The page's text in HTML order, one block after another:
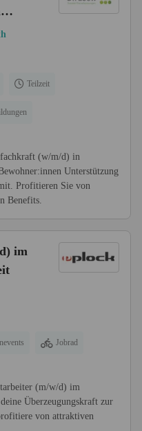
Sie
Teilzeit
(w/m/d) in
Unterstützung
Profitieren Sie von
Benefits.
im
Jobrad
(m/w/d) im
Überzeugungskraft zur
von attraktiven